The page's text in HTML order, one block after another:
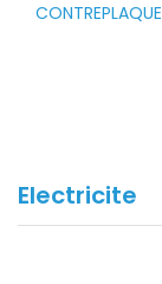
CONTREPLAQUE
Electricite